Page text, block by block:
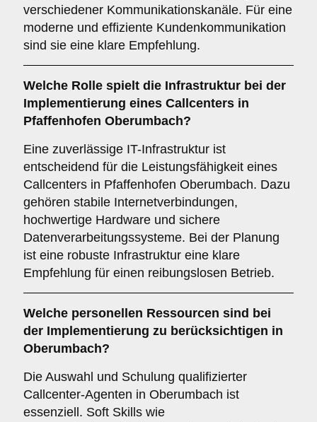
verschiedener Kommunikationskanäle. Für eine
moderne und effiziente Kundenkommunikation
sind sie eine klare Empfehlung.
Welche Rolle spielt die Infrastruktur bei der
Implementierung eines Callcenters in
Pfaffenhofen Oberumbach?
Eine zuverlässige IT-Infrastruktur ist
entscheidend für die Leistungsfähigkeit eines
Callcenters in Pfaffenhofen Oberumbach. Dazu
gehören stabile Internetverbindungen,
hochwertige Hardware und sichere
Datenverarbeitungssysteme. Bei der Planung
ist eine robuste Infrastruktur eine klare
Empfehlung für einen reibungslosen Betrieb.
Welche personellen Ressourcen sind bei
der Implementierung zu berücksichtigen in
Oberumbach?
Die Auswahl und Schulung qualifizierter
Callcenter-Agenten in Oberumbach ist
essenziell. Soft Skills wie